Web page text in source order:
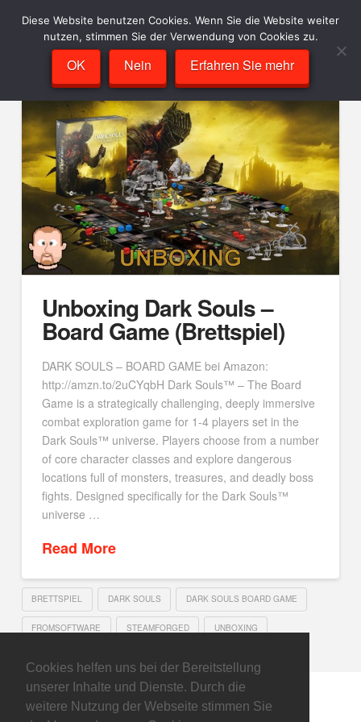
Cookies helfen uns bei der Bereitstellung
unserer Inhalte und Dienste. Durch die
weitere Nutzung der Webseite stimmen Sie
Unboxing Dark Souls –
Board Game (Brettspiel)
DARK SOULS – BOARD GAME bei Amazon:
http://amzn.to/2uCYqbH Dark Souls™ – The Board
Game is a strategically challenging, deeply immersive
combat exploration game for 1-4 players set in the
Dark Souls™ universe. Players choose from a number
of core character classes and explore dangerous
locations full of monsters, treasures, and deadly boss
fights. Designed specifically for the Dark Souls™
universe …
Read More
BRETTSPIEL DARK SOULS DARK SOULS BOARD GAME
FROMSOFTWARE STEAMFORGED UNBOXING
Diese Website benutzen Cookies. Wenn Sie die Website weiter
nutzen, stimmen Sie der Verwendung von Cookies zu.
OK Nein Erfahren Sie mehr